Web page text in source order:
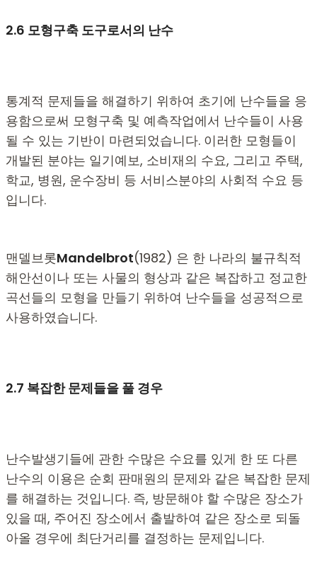
2.6 모형구축 도구로서의 난수
통계적 문제들을 해결하기 위하여 초기에 난수들을 응
용함으로써 모형구축 및 예측작업에서 난수들이 사용
될 수 있는 기반이 마련되었습니다. 이러한 모형들이
개발된 분야는 일기예보, 소비재의 수요, 그리고 주택,
학교, 병원, 운수장비 등 서비스분야의 사회적 수요 등
입니다.
맨델브롯Mandelbrot(1982) 은 한 나라의 불규칙적
해안선이나 또는 사물의 형상과 같은 복잡하고 정교한
곡선들의 모형을 만들기 위하여 난수들을 성공적으로
사용하였습니다.
2.7 복잡한 문제들을 풀 경우
난수발생기들에 관한 수많은 수요를 있게 한 또 다른
난수의 이용은 순회 판매원의 문제와 같은 복잡한 문제
를 해결하는 것입니다. 즉, 방문해야 할 수많은 장소가
있을 때, 주어진 장소에서 출발하여 같은 장소로 되돌
아올 경우에 최단거리를 결정하는 문제입니다.